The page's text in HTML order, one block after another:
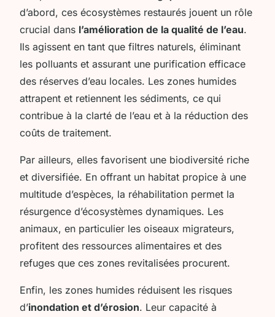
d’abord, ces écosystèmes restaurés jouent un rôle
crucial dans l’amélioration de la qualité de l’eau.
Ils agissent en tant que filtres naturels, éliminant
les polluants et assurant une purification efficace
des réserves d’eau locales. Les zones humides
attrapent et retiennent les sédiments, ce qui
contribue à la clarté de l’eau et à la réduction des
coûts de traitement.
Par ailleurs, elles favorisent une biodiversité riche
et diversifiée. En offrant un habitat propice à une
multitude d’espèces, la réhabilitation permet la
résurgence d’écosystèmes dynamiques. Les
animaux, en particulier les oiseaux migrateurs,
profitent des ressources alimentaires et des
refuges que ces zones revitalisées procurent.
Enfin, les zones humides réduisent les risques
d’inondation et d’érosion. Leur capacité à